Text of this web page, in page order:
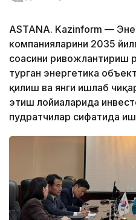
ASTANA. Kazinform —
компанияларини 2035
соҳасини
турган энергетика
қилиш ва янги ишлаб
этиш лойиҳаларида
пудратчилар сифатида